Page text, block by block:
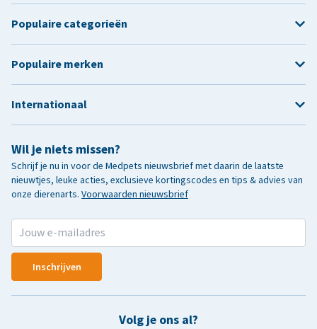
Wil je niets missen?
Schrijf je nu in voor de Medpets nieuwsbrief met daarin de laatste
nieuwtjes, leuke acties, exclusieve kortingscodes en tips & advies van
onze dierenarts. Voorwaarden nieuwsbrief
Inschrijven
Volg je ons al?
Populaire categorieën
Populaire merken
Internationaal